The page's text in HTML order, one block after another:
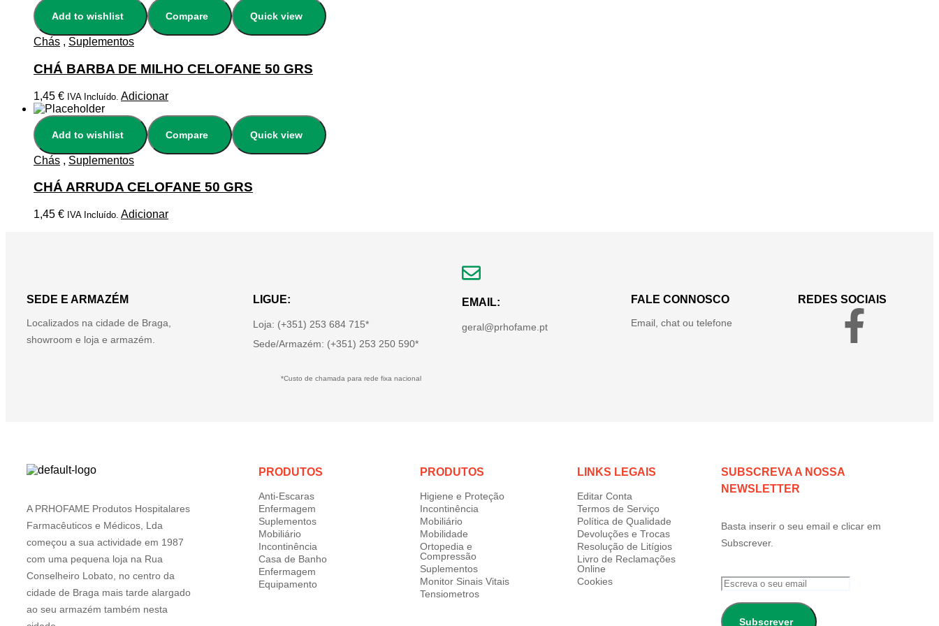
Add to wishlist Compare Quick view
Chás , Suplementos
CHÁ BARBA DE MILHO CELOFANE 50 GRS
1,45 € IVA Incluído. Adicionar
Add to wishlist Compare Quick view
Chás , Suplementos
CHÁ ARRUDA CELOFANE 50 GRS
1,45 € IVA Incluído. Adicionar
SEDE E ARMAZÉM
Localizados na cidade de Braga,
showroom e loja e armazém.
LIGUE:
Loja: (+351) 253 684 715*
Sede/Armazém: (+351) 253 250 590*
*Custo de chamada para rede fixa nacional
EMAIL:
geral@prhofame.pt
FALE CONNOSCO
Email, chat ou telefone
REDES SOCIAIS
A PRHOFAME Produtos Hospitalares
Farmacêuticos e Médicos, Lda
começou a sua actividade em 1987
com uma pequena loja na Rua
Conselheiro Lobato, no centro da
cidade de Braga mais tarde alargado
ao seu armazém também nesta
PRODUTOS
Anti-Escaras
Enfermagem
Suplementos
Mobiliário
Incontinência
Casa de Banho
Enfermagem
Equipamento
PRODUTOS
Higiene e Proteção
Incontinência
Mobiliário
Mobilidade
Ortopedia e
Compressão
Suplementos
Monitor Sinais Vitais
Tensiometros
LINKS LEGAIS
Editar Conta
Termos de Serviço
Política de Qualidade
Devoluções e Trocas
Resolução de Litígios
Livro de Reclamações
Online
Cookies
SUBSCREVA A NOSSA
NEWSLETTER
Basta inserir o seu email e clicar em
Subscrever.
Subscrever